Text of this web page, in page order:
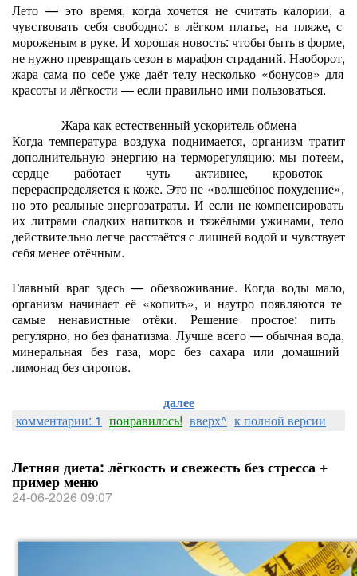
Лето — этовремя, когдахочется не считать калории, а
чувствовать себясвободно: в лёгкомплатье, на пляже, с
мороженымв руке. И хорошаяновость: чтобыбытьв форме,
ненужнопревращатьсезон в марафон страданий. Наоборот,
жара сама по себеужедаёт телу несколько «бонусов» для
красотыи лёгкости — если правильноими пользоваться.
Жаракакестественный ускорительобмена
Когда температура воздуха поднимается, организм тратит
дополнительную энергиюна терморегуляцию: мы потеем,
сердце работаетчуть активнее, кровоток
перераспределяется ккоже. Этоне «волшебноепохудение»,
но этореальныеэнергозатраты. И если некомпенсировать
их литрами сладких напитков и тяжёлыми ужинами, тело
действительнолегче расстаётсяс лишней водой и чувствует
себяменееотёчным.
Главный враг здесь — обезвоживание. Когдаводымало,
организм начинает её «копить», и наутро появляются те
самые ненавистные отёки. Решениепростое: пить
регулярно, нобезфанатизма. Лучше всего— обычная вода,
минеральная безгаза, морс без сахараили домашний
лимонадбезсиропов.
далее
комментарии: 1 понравилось! вверх^ к полной версии
Летняя диета: лёгкость и свежесть без стресса +
пример меню
24-06-2026 09:07